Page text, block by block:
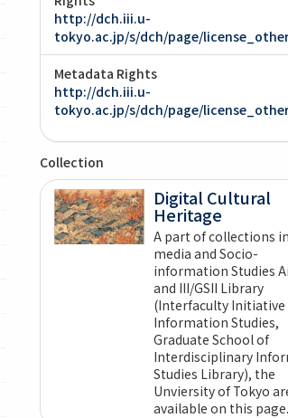
http://dch.iii.u-
tokyo.ac.jp/s/dch/page/
Metadata Rights
http://dch.iii.u-
tokyo.ac.jp/s/dch/page/
Collection
Digital Cultural
Heritage
A part of collections
media and Socio-
information Studies
and III/GSII Library
(Interfaculty Initiative
Information Studies,
Graduate School of
Interdisciplinary
Studies Library), the
Unviersity of Tokyo
available on this page.